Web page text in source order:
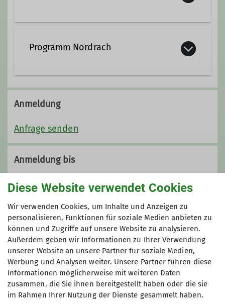
Programm Nordrach
Anmeldung
Anfrage senden
Anmeldung bis
23.08.2026
Maximale Teilnehmeranzahl
20
Diese Website verwendet Cookies
Wir verwenden Cookies, um Inhalte und Anzeigen zu
personalisieren, Funktionen für soziale Medien anbieten zu
können und Zugriffe auf unsere Website zu analysieren.
Außerdem geben wir Informationen zu Ihrer Verwendung
unserer Website an unsere Partner für soziale Medien,
Werbung und Analysen weiter. Unsere Partner führen diese
Informationen möglicherweise mit weiteren Daten
zusammen, die Sie ihnen bereitgestellt haben oder die sie
im Rahmen Ihrer Nutzung der Dienste gesammelt haben.